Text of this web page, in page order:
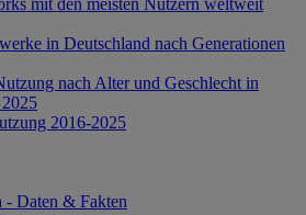
in Deutschland nach Generationen
nach Alter und Geschlecht in
2016-2025
- Daten & Fakten